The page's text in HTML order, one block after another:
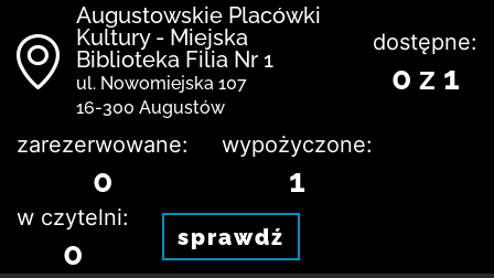
Augustowskie Placówki
Kultury - Miejska
Biblioteka Filia Nr 1
ul. Nowomiejska 107
16-300 Augustów
dostępne:
0 z 1
zarezerwowane:
0
wypożyczone:
1
w czytelni:
0 sprawdź